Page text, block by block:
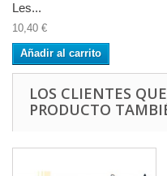
Les...
10,40 €
Añadir al carrito
LOS CLIENTES
PRODUCTO